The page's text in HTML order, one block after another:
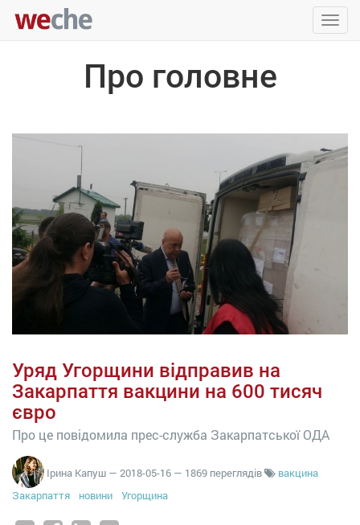
Про головне
Уряд Угорщини відправив на
Закарпаття вакцини на 600 тисяч
євро
Про це повідомила прес-служба Закарпатської ОДА
Ірина Капуш — 2018-05-16 — 1869 переглядів
вакцина
Закарпаття
новини Угорщина